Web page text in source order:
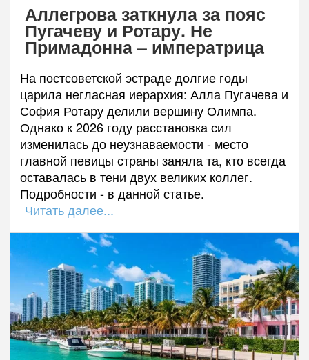
Аллегрова заткнула за пояс
Пугачеву и Ротару. Не
Примадонна – императрица
На постсоветской эстраде долгие годы
царила негласная иерархия: Алла Пугачева и
София Ротару делили вершину Олимпа.
Однако к 2026 году расстановка сил
изменилась до неузнаваемости - место
главной певицы страны заняла та, кто всегда
оставалась в тени двух великих коллег.
Подробности - в данной статье.
Читать далее...